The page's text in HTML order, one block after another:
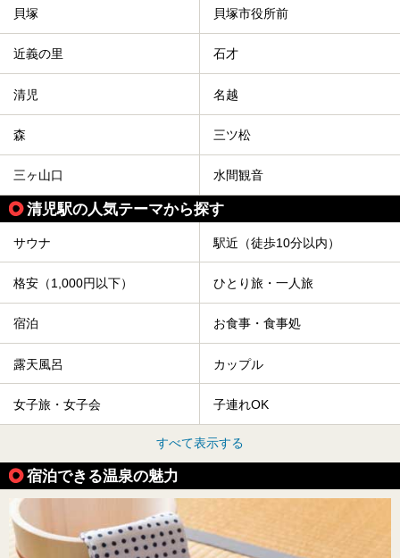
貝塚 貝塚市役所前
近義の里 石才
清児 名越
森 三ツ松
三ヶ山口 水間観音
清児駅の人気テーマから探す
サウナ 駅近（徒歩10分以内）
格安（1,000円以下） ひとり旅・一人旅
宿泊 お食事・食事処
露天風呂 カップル
女子旅・女子会 子連れOK
すべて表示する
宿泊できる温泉の魅力